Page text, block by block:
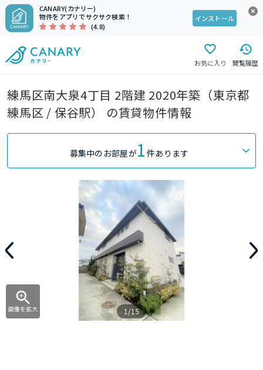
CANARY(カナリー)
物件をアプリでサクサク検索！
(4.8)
インストール
お気に入り 閲覧履歴
練馬区南大泉4丁目 2階建 2020年築（東京都
練馬区 / 保谷駅） の賃貸物件情報
募集中のお部屋が1 件あります
画像を拡大 1/15